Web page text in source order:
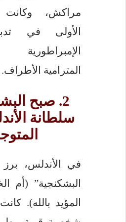
مراكش، وكانت
الأولى في
الإمبراطورية
المترامية الأطراف.
2. صبح
سلطانة
في الأندلس،
البشكنجية” (أم
المؤيد بالله).